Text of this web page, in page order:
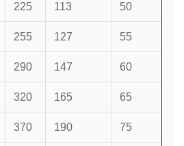
225 113 50
255 127 55
290 147 60
320 165 65
370 190 75